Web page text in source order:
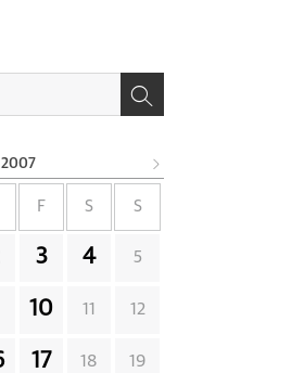
2007
F S S
3 4 5
10 11 12
17 18 19